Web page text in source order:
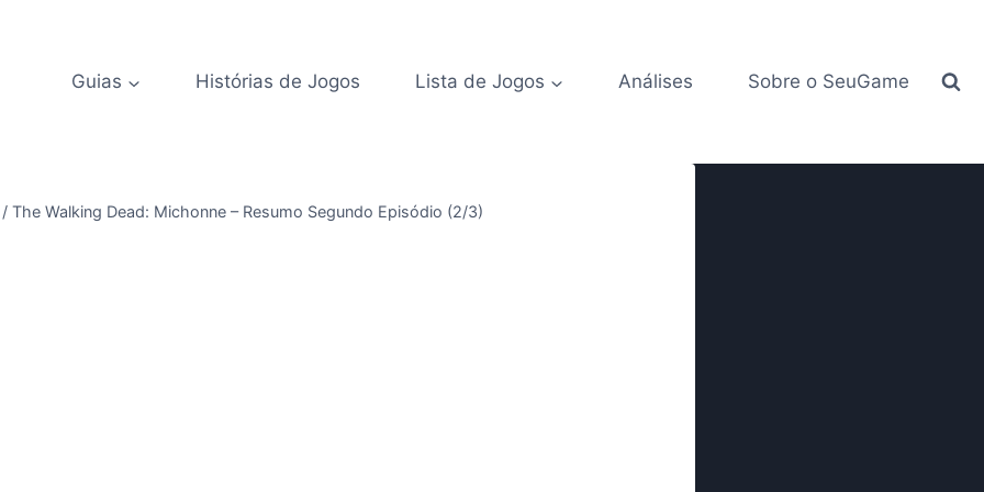
Guias Histórias de Jogos Lista de Jogos Análises Sobre o SeuGame
/ The Walking Dead: Michonne – Resumo Segundo Episódio (2/3)